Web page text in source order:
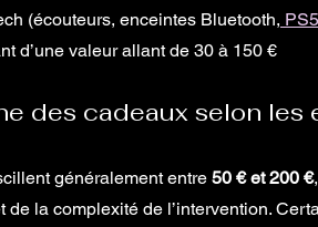
(écouteurs, enceintes Bluetooth,
d’une valeur allant de 30 à 150 €
des cadeaux selon les
généralement entre 50 € et 200 €
de la complexité de l’intervention.